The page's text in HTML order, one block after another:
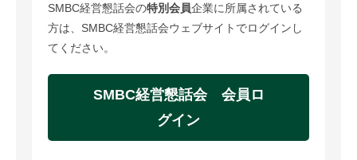
SMBC経営懇話会の特別会員企業に所属されている
方は、SMBC経営懇話会ウェブサイトでログインし
てください。
SMBC経営懇話会 会員ロ
グイン